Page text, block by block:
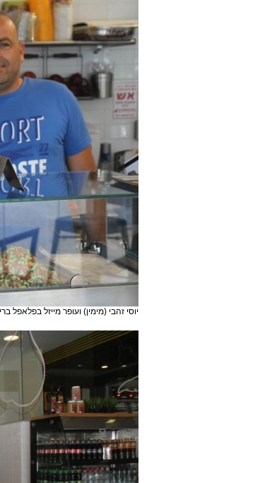
יוסי זהבי (מימין) ועופר מייזל בפלאפל